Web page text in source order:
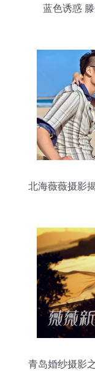
蓝色诱惑
北海薇薇摄影
青岛婚纱摄影